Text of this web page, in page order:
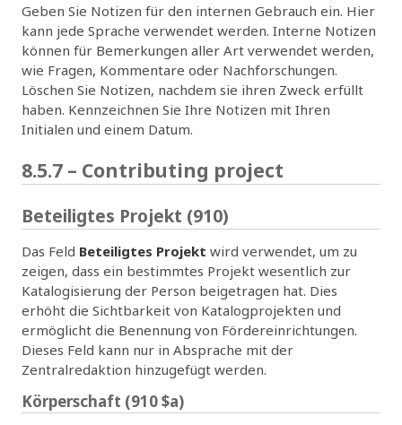
Geben Sie Notizen für den internen Gebrauch ein. Hier
kann jede Sprache verwendet werden. Interne Notizen
können für Bemerkungen aller Art verwendet werden,
wie Fragen, Kommentare oder Nachforschungen.
Löschen Sie Notizen, nachdem sie ihren Zweck erfüllt
haben. Kennzeichnen Sie Ihre Notizen mit Ihren
Initialen und einem Datum.
8.5.7 – Contributing project
Beteiligtes Projekt (910)
Das Feld Beteiligtes Projekt wird verwendet, um zu
zeigen, dass ein bestimmtes Projekt wesentlich zur
Katalogisierung der Person beigetragen hat. Dies
erhöht die Sichtbarkeit von Katalogprojekten und
ermöglicht die Benennung von Fördereinrichtungen.
Dieses Feld kann nur in Absprache mit der
Zentralredaktion hinzugefügt werden.
Körperschaft (910 $a)